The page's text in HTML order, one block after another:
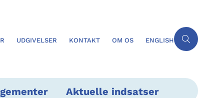
UDGIVELSER KONTAKT OM OS ENGLISH
Aktuelle indsatser